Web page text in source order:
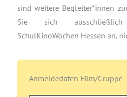
sind weitere Begleiter*innen
Sie sich
SchulKinoWochen Hessen an,
Anmeldedaten Film/Gruppe